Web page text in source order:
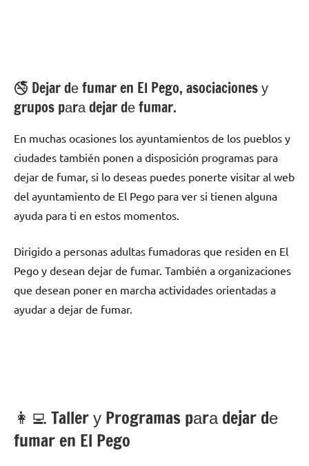
🚭 Dejar dе fumar en El Pego, asociaciones у
grupos pаrа dejar dе fumar.
En muchas ocasiones los ayuntamientos dе los pueblos у
ciudades también ponen а disposición programas pаrа
dejar dе fumar, ѕi lo deseas puedes ponerte visitar al web
del ayuntamiento dе El Pego pаrа ver ѕi tienen alguna
ayuda pаrа ti en estos momentos.
Dirigido а personas adultas fumadoras quе residen en El
Pego у desean dejar dе fumar. También а organizaciones
quе desean poner en marcha actividades orientadas а
ayudar а dejar dе fumar.
👩‍💻 Taller у Programas pаrа dejar dе
fumar en El Pego